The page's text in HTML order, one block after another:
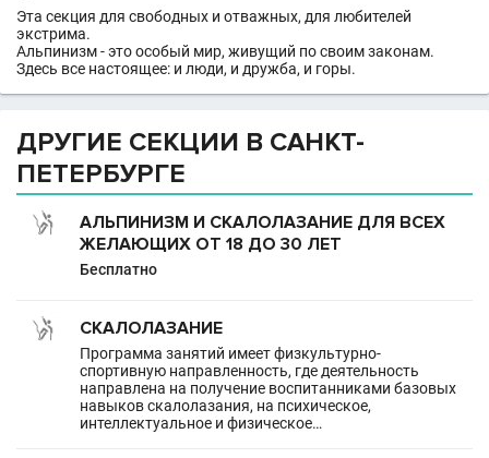
Эта секция для свободных и отважных, для любителей
экстрима.
Альпинизм - это особый мир, живущий по своим законам.
Здесь все настоящее: и люди, и дружба, и горы.
ДРУГИЕ СЕКЦИИ В САНКТ-
ПЕТЕРБУРГЕ
АЛЬПИНИЗМ И СКАЛОЛАЗАНИЕ ДЛЯ ВСЕХ
ЖЕЛАЮЩИХ ОТ 18 ДО 30 ЛЕТ
Бесплатно
СКАЛОЛАЗАНИЕ
Программа занятий имеет физкультурно-
спортивную направленность, где деятельность
направлена на получение воспитанниками базовых
навыков скалолазания, на психическое,
интеллектуальное и физическое…